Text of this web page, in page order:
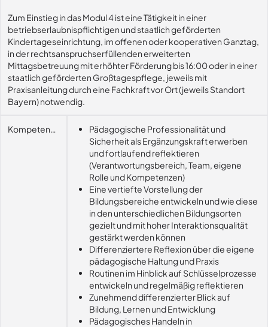
Zum Einstieg in das Modul 4 ist eine Tätigkeit in einer
betriebserlaubnispflichtigen und staatlich geförderten
Kindertageseinrichtung, im offenen oder kooperativen Ganztag,
in der rechtsanspruchserfüllenden erweiterten
Mittagsbetreuung mit erhöhter Förderung bis 16:00 oder in einer
staatlich geförderten Großtagespflege, jeweils mit
Praxisanleitung durch eine Fachkraft vor Ort (jeweils Standort
Bayern) notwendig.
Kompetenzerwerb
Pädagogische Professionalität und
Sicherheit als Ergänzungskraft erwerben
und fortlaufend reflektieren
(Verantwortungsbereich, Team, eigene
Rolle und Kompetenzen)
Eine vertiefte Vorstellung der
Bildungsbereiche entwickeln und wie diese
in den unterschiedlichen Bildungsorten
gezielt und mit hoher Interaktionsqualität
gestärkt werden können
Differenziertere Reflexion über die eigene
pädagogische Haltung und Praxis
Routinen im Hinblick auf Schlüsselprozesse
entwickeln und regelmäßig reflektieren
Zunehmend differenzierter Blick auf
Bildung, Lernen und Entwicklung
Pädagogisches Handeln in